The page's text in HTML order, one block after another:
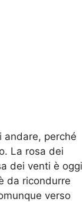
andare, perché
La rosa dei
dei venti è oggi
da ricondurre
verso